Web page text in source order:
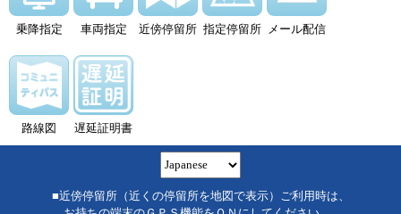
乗降指定 車両指定 近傍停留所 指定停留所 メール配信
路線図 遅延証明書
■近傍停留所（近くの停留所を地図で表示）ご利用時は、